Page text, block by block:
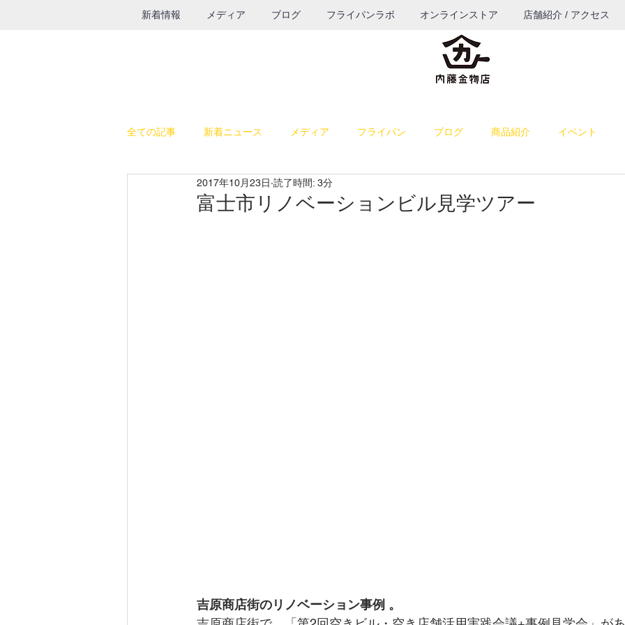
新着情報 メディア ブログ フライパンラボ オンラインストア 店舗紹介 / アクセス
全ての記事 新着ニュース メディア フライパン ブログ 商品紹介 イベント
休日の過ごし方 テレビ出演 料理
富士市リノベーションビル見学ツアー
2017年10月23日 読了時間: 3分
吉原商店街のリノベーション事例 。